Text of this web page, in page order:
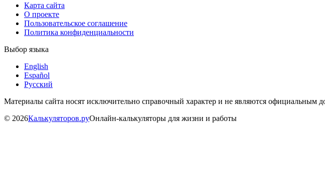
Карта сайта
О проекте
Пользовательское соглашение
Политика конфиденциальности
Выбор языка
English
Español
Русский
Материалы сайта носят исключительно справочный характер и не являются официальным
© 2026Калькуляторов.руОнлайн-калькуляторы для жизни и работы